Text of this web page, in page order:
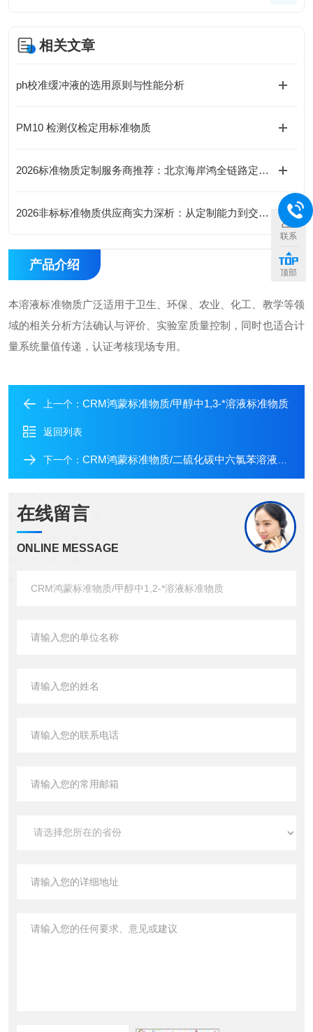
相关文章
ph校准缓冲液的选用原则与性能分析
PM10 检测仪检定用标准物质
2026标准物质定制服务商推荐：北京海岸鸿全链路定制与专家咨询服务成竞争内核
2026非标标准物质供应商实力深析：从定制能力到交付时效，精选北京海岸鸿蒙
产品介绍
本溶液标准物质广泛适用于卫生、环保、农业、化工、教学等领
域的相关分析方法确认与评价、实验室质量控制，同时也适合计
量系统量值传递，认证考核现场专用。
上一个： CRM鸿蒙标准物质/甲醇中1,3-*溶液标准物质
返回列表
下一个： CRM鸿蒙标准物质/二硫化碳中六氯苯溶液标准物质
在线留言
ONLINE MESSAGE
联系
顶部